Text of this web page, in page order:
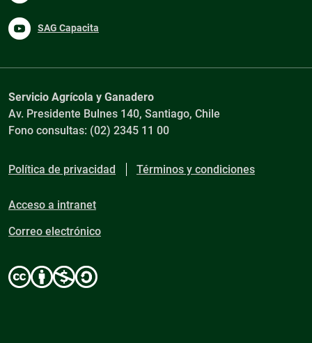
SAG Capacita
Servicio Agrícola y Ganadero
Av. Presidente Bulnes 140, Santiago, Chile
Fono consultas: (02) 2345 11 00
Política de privacidad Términos y condiciones
Acceso a intranet
Correo electrónico